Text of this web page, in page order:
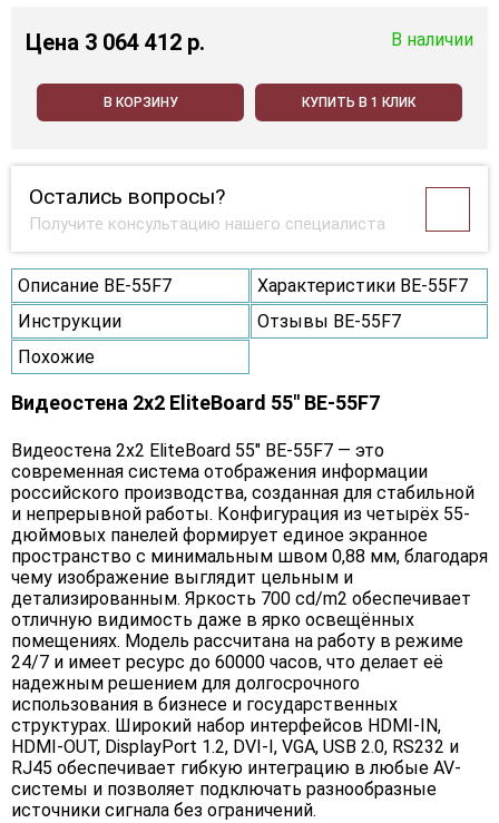
Цена 3 064 412 p. В наличии
В КОРЗИНУ КУПИТЬ В 1 КЛИК
Остались вопросы?
Получите консультацию нашего специалиста
Описание BE-55F7
Характеристики BE-55F7
Инструкции
Отзывы BE-55F7
Похожие
Видеостена 2x2 EliteBoard 55" BE-55F7
Видеостена 2х2 EliteBoard 55" BE-55F7 — это
современная система отображения информации
российского производства, созданная для стабильной
и непрерывной работы. Конфигурация из четырёх 55-
дюймовых панелей формирует единое экранное
пространство с минимальным швом 0,88 мм, благодаря
чему изображение выглядит цельным и
детализированным. Яркость 700 cd/m2 обеспечивает
отличную видимость даже в ярко освещённых
помещениях. Модель рассчитана на работу в режиме
24/7 и имеет ресурс до 60000 часов, что делает её
надежным решением для долгосрочного
использования в бизнесе и государственных
структурах. Широкий набор интерфейсов HDMI-IN,
HDMI-OUT, DisplayPort 1.2, DVI-I, VGA, USB 2.0, RS232 и
RJ45 обеспечивает гибкую интеграцию в любые AV-
системы и позволяет подключать разнообразные
источники сигнала без ограничений.